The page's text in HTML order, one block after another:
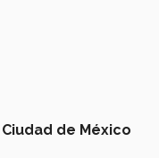
Ciudad de México